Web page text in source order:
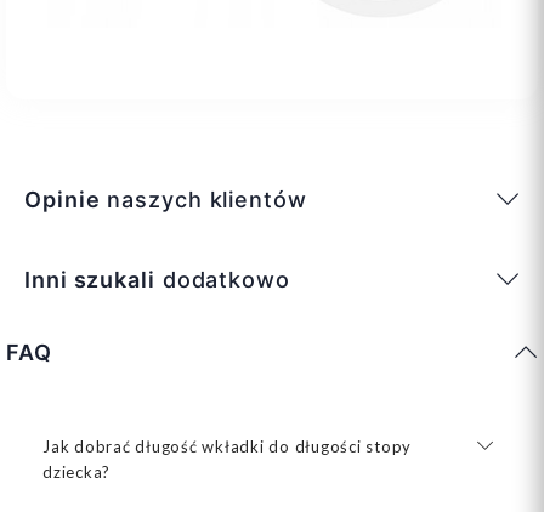
Opinie naszych klientów
Inni szukali dodatkowo
FAQ
Jak dobrać długość wkładki do długości stopy
dziecka?